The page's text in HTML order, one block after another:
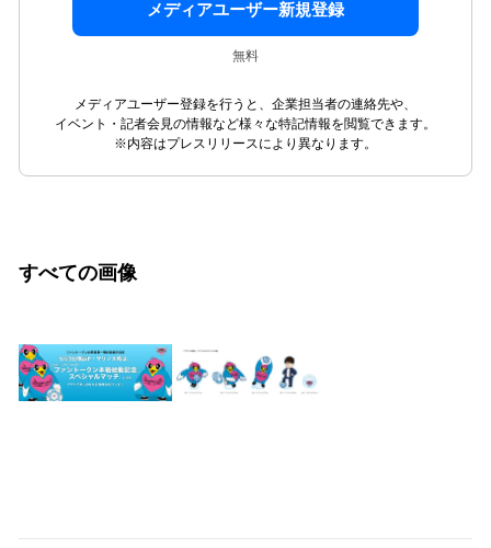
メディアユーザー新規登録
無料
メディアユーザー登録を行うと、企業担当者の連絡先や、
イベント・記者会見の情報など様々な特記情報を閲覧できます。
※内容はプレスリリースにより異なります。
すべての画像